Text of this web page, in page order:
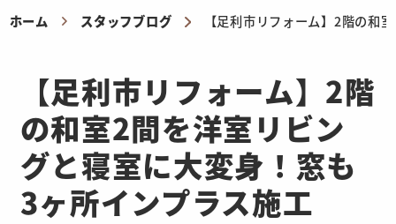
ホーム スタッフブログ 【足利市リフォーム】2階の和
【足利市リフォーム】2階
の和室2間を洋室リビン
グと寝室に大変身！窓も
3ヶ所インプラス施工